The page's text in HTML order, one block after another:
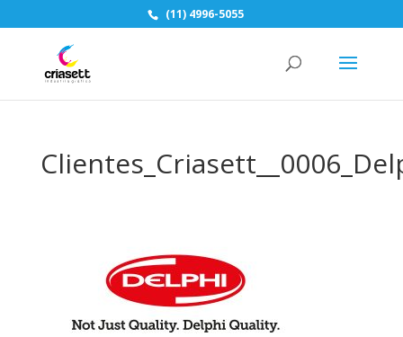
(11) 4996-5055